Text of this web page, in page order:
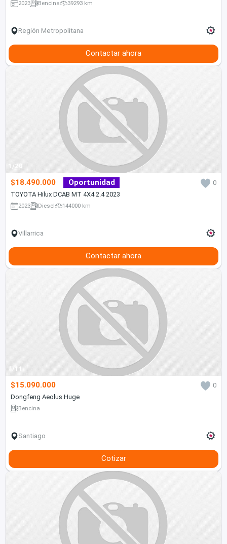
2023 Bencina 39293 km
Región Metropolitana
Contactar ahora
1/20
$18.490.000 Oportunidad
0
TOYOTA Hilux DCAB MT 4X4 2.4 2023
2023 Diesel 144000 km
Villarrica
Contactar ahora
1/11
$15.090.000
0
Dongfeng Aeolus Huge
Bencina
Santiago
Cotizar